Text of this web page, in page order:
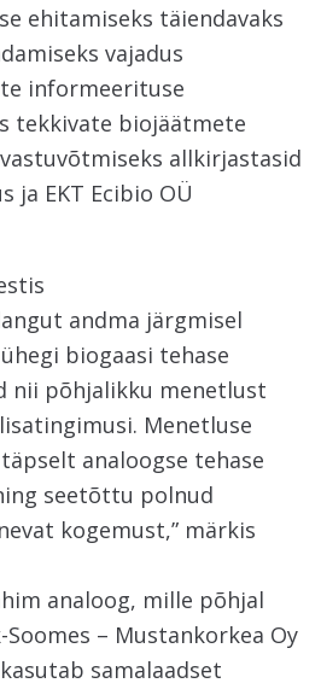
ehitamiseks täiendavaks
vajadus
informeerituse
tekkivate biojäätmete
allkirjastasid
ja EKT Ecibio OÜ
andma järgmisel
biogaasi tehase
nii põhjalikku menetlust
Menetluse
analoogse tehase
seetõttu polnud
kogemust,” märkis
analoog, mille põhjal
– Mustankorkea Oy
samalaadset